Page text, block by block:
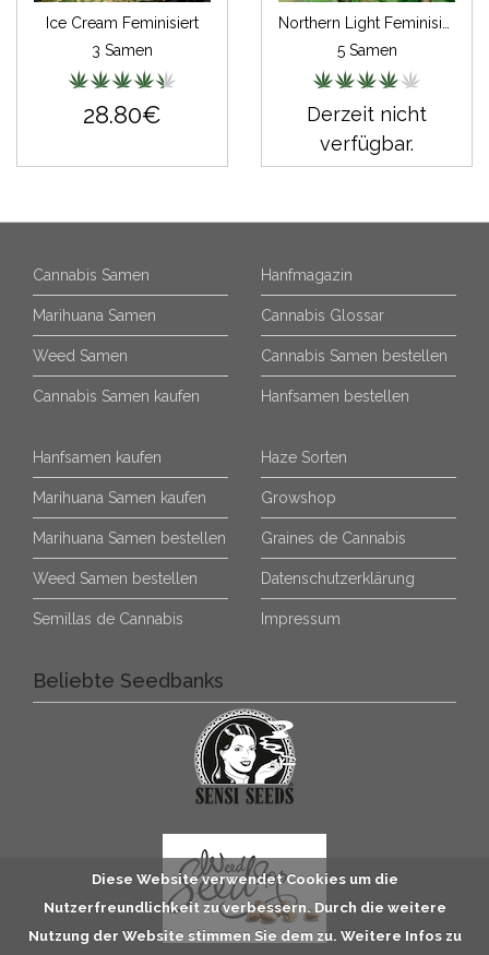
Ice Cream Feminisiert
3 Samen
28.80€
5 Samen
Derzeit nicht
verfügbar.
Cannabis Samen
Marihuana Samen
Weed Samen
Cannabis Samen kaufen
Hanfmagazin
Cannabis Glossar
Cannabis Samen bestellen
Hanfsamen bestellen
Hanfsamen kaufen
Marihuana Samen kaufen
Marihuana Samen bestellen
Weed Samen bestellen
Semillas de Cannabis
Haze Sorten
Growshop
Graines de Cannabis
Datenschutzerklärung
Impressum
Beliebte Seedbanks
Diese Website verwendet Cookies um die
Nutzerfreundlichkeit zu verbessern. Durch die weitere
Nutzung der Website stimmen Sie dem zu. Weitere Infos zu